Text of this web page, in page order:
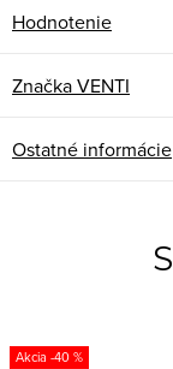
Hodnotenie
ZnačkaVENTI
Ostatné informácie
-40 %